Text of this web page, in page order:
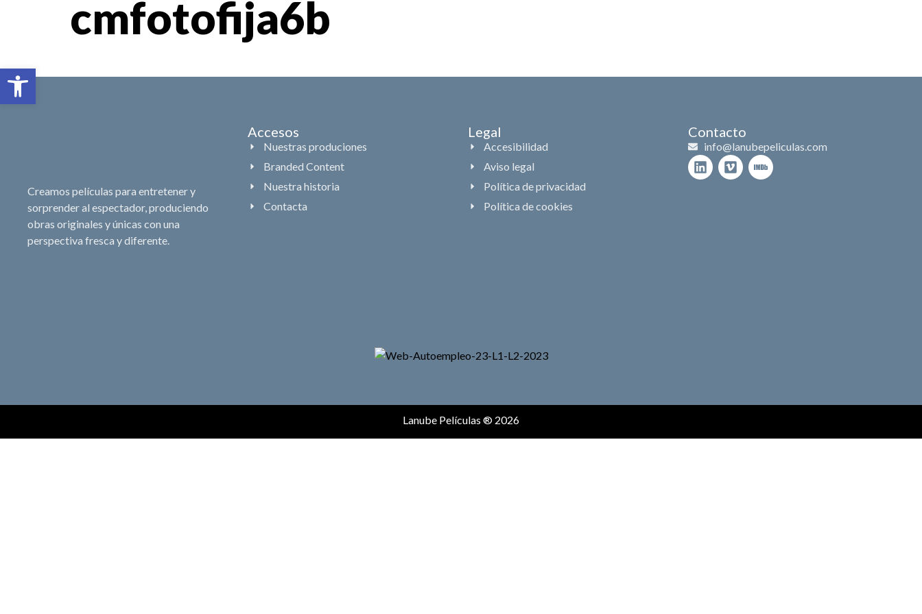
Abrir barra de herramientas
cmfotofija6b
Creamos películas para entretener y
sorprender al espectador, produciendo
obras originales y únicas con una
perspectiva fresca y diferente.
Accesos
Nuestras produciones
Branded Content
Nuestra historia
Contacta
Legal
Accesibilidad
Aviso legal
Política de privacidad
Política de cookies
Contacto
info@lanubepeliculas.com
Lanube Películas ® 2026